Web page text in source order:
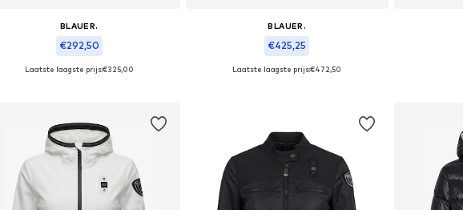
BLAUER.
€292,50
Beschikbare maten: XS, S, M, L, XL, XXL
Laatste laagste prijs:€325,00
BLAUER.
€425,25
Beschikbare maten: XS, S, M, L, XL, XXL
Laatste laagste prijs:€472,50